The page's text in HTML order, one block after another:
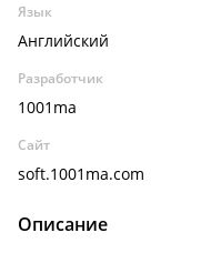
Язык
Английский
Разработчик
1001ma
Сайт
soft.1001ma.com
Описание